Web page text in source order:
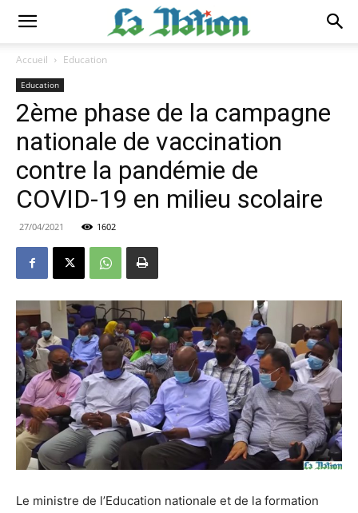
Accueil Education
Education
2ème phase de la campagne
nationale de vaccination
contre la pandémie de
COVID-19 en milieu scolaire
27/04/2021 1602
Le ministre de l’Education nationale et de la formation